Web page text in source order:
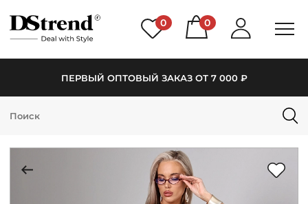
0 0
ПЕРВЫЙ ОПТОВЫЙ ЗАКАЗ ОТ 7 000 ₽
КАТАЛОГ
НОВИНКИ